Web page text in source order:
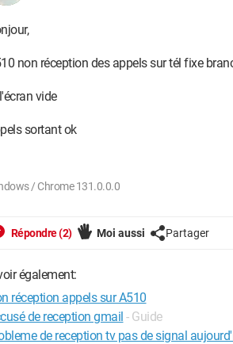
non réception des appels sur tél fixe
vide
sortant ok
/ Chrome 131.0.0.0
Répondre (2) Moi aussi Partager
également:
réception appels sur A510
de reception gmail - Guide
de reception tv pas de signal